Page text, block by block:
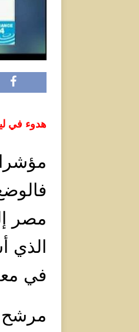
هدوء في
مصر
الذي
في
مرشح